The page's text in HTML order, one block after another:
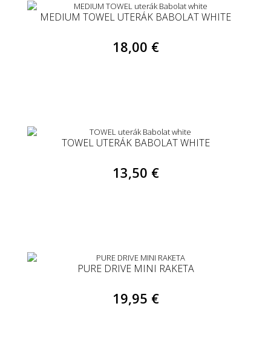
MEDIUM TOWEL UTERÁK BABOLAT WHITE
18,00 €
TOWEL UTERÁK BABOLAT WHITE
13,50 €
PURE DRIVE MINI RAKETA
19,95 €